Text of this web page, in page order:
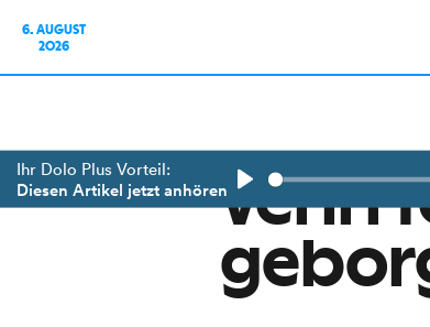
6. AUGUST
2026
Ihr Dolo Plus Vorteil:
Diesen Artikel jetzt anhören
Play